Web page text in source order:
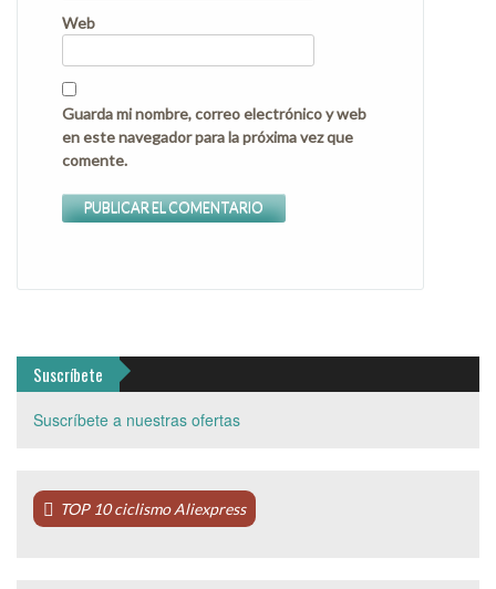
Web
Guarda mi nombre, correo electrónico y web
en este navegador para la próxima vez que
comente.
Suscríbete
Suscríbete a nuestras ofertas
TOP 10 ciclismo Aliexpress